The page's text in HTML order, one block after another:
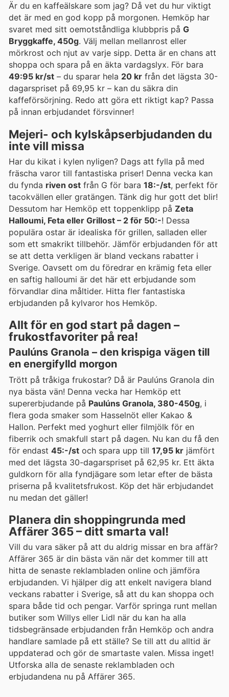
Är du en kaffeälskare som jag? Då vet du hur viktigt
det är med en god kopp på morgonen. Hemköp har
svaret med sitt oemotståndliga klubbpris på G
Bryggkaffe, 450g. Välj mellan mellanrost eller
mörkrost och njut av varje sipp. Detta är en chans att
shoppa och spara på en äkta vardagslyx. För bara
49:95 kr/st – du sparar hela 20 kr från det lägsta 30-
dagarspriset på 69,95 kr – kan du säkra din
kaffeförsörjning. Redo att göra ett riktigt kap? Passa
på innan erbjudandet försvinner!
Mejeri- och kylskåpserbjudanden du
inte vill missa
Har du kikat i kylen nyligen? Dags att fylla på med
fräscha varor till fantastiska priser! Denna vecka kan
du fynda riven ost från G för bara 18:-/st, perfekt för
tacokvällen eller gratängen. Tänk dig hur gott det blir!
Dessutom har Hemköp ett toppenklipp på Zeta
Halloumi, Feta eller Grillost – 2 för 50:-! Dessa
populära ostar är idealiska för grillen, salladen eller
som ett smakrikt tillbehör. Jämför erbjudanden för att
se att detta verkligen är bland veckans rabatter i
Sverige. Oavsett om du föredrar en krämig feta eller
en saftig halloumi är det här ett erbjudande som
förvandlar dina måltider. Hitta fler fantastiska
erbjudanden på kylvaror hos Hemköp.
Allt för en god start på dagen –
frukostfavoriter på rea!
Paulúns Granola – den krispiga vägen till
en energifylld morgon
Trött på tråkiga frukostar? Då är Paulúns Granola din
nya bästa vän! Denna vecka har Hemköp ett
supererbjudande på Paulúns Granola, 380-450g, i
flera goda smaker som Hasselnöt eller Kakao &
Hallon. Perfekt med yoghurt eller filmjölk för en
fiberrik och smakfull start på dagen. Nu kan du få den
för endast 45:-/st och spara upp till 17,95 kr jämfört
med det lägsta 30-dagarspriset på 62,95 kr. Ett äkta
guldkorn för alla fyndjägare som letar efter de bästa
priserna på kvalitetsfrukost. Köp det här erbjudandet
nu medan det gäller!
Planera din shoppingrunda med
Affärer 365 – ditt smarta val!
Vill du vara säker på att du aldrig missar en bra affär?
Affärer 365 är din bästa vän när det kommer till att
hitta de senaste reklambladen online och jämföra
erbjudanden. Vi hjälper dig att enkelt navigera bland
veckans rabatter i Sverige, så att du kan shoppa och
spara både tid och pengar. Varför springa runt mellan
butiker som Willys eller Lidl när du kan ha alla
tidsbegränsade erbjudanden från Hemköp och andra
handlare samlade på ett ställe? Se till att du alltid är
uppdaterad och gör de smartaste valen. Missa inget!
Utforska alla de senaste reklambladen och
erbjudandena nu på Affärer 365.